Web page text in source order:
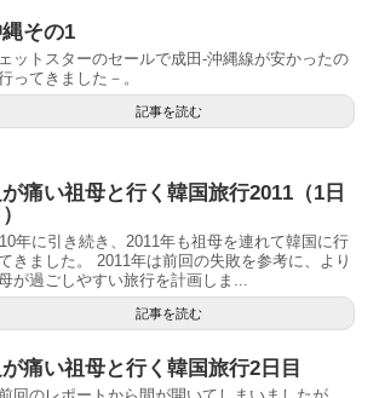
その1
ットスターのセールで成田-沖縄線が安かったの
ってきました－。
記事を読む
が痛い祖母と行く韓国旅行2011（1日
年に引き続き、2011年も祖母を連れて韓国に行
きました。 2011年は前回の失敗を参考に、より
が過ごしやすい旅行を計画しま...
記事を読む
が痛い祖母と行く韓国旅行2日目